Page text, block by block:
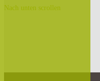
Nach unten scrollen